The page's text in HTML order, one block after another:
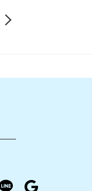
line